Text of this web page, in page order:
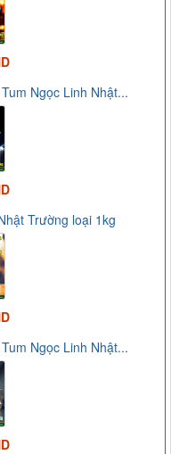
Ngọc Linh Nhật...
Trường loại 1kg
Ngọc Linh Nhật...